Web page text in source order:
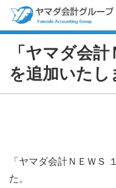
「ヤマダ会計
を追加いたし
「ヤマダ会計ＮＥＷＳ
た。